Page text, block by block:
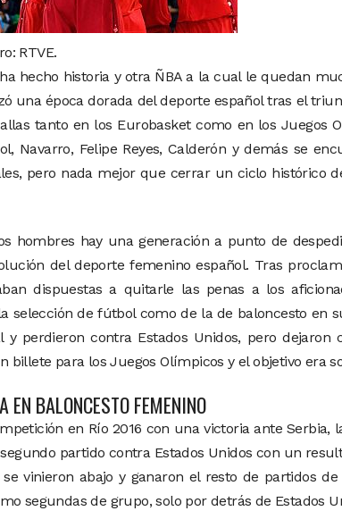
RTVE.
hecho historia y otra ÑBA a la cual le quedan
una época dorada del deporte español tras el
tanto en los Eurobasket como en los Juegos
Navarro, Felipe Reyes, Calderón y demás se
pero nada mejor que cerrar un ciclo histórico
hombres hay una generación a punto de
del deporte femenino español. Tras
dispuestas a quitarle las penas a los
selección de fútbol como de la de baloncesto en
y perdieron contra Estados Unidos, pero dejaron
billete para los Juegos Olímpicos y el objetivo era
EN BALONCESTO FEMENINO
en Río 2016 con una victoria ante
partido contra Estados Unidos con un
vinieron abajo y ganaron el resto de partidos
segundas de grupo, solo por detrás de Estados